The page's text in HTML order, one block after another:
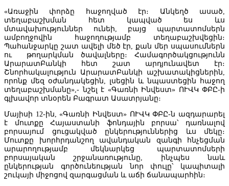
«Հայաստանի էլեկտրական ցանցեր» ՓԲԸ-ն կփոխանցվի
հավատարմագրային կառավարման. Փաշինյան
«Առաջին փորձը հաջողված էր։ Անկեղծ ասած,
տեղաբաշխման հետ կապված ես ևս
մտավախություններ ունեի, բայց պարտատոմսերն
ամբողջովին հաջողությամբ տեղաբաշխվեցին։
Պահանջարկը շատ ավելի մեծ էր, քան մեր սպասումներն
ու թողարկման ծավալները։ Համագործակցությունն
ԱրարատԲանկի հետ շատ արդյունավետ էր։
Շնորհակալություն ԱրարատԲանկի աշխատակիցներին,
որոնք մեզ օժանդակեցին, լսեցին և նպաստեցին հաջող
տեղաբաշխմանը»,- նշել է «Գառնի Ինվեստ» ՈՒՎԿ ՓԲԸ-ի
գլխավոր տնօրեն Բագրատ Ասատրյանը։
Մայիսի 12-ին, «Գառնի Ինվեստ» ՈՒՎԿ ՓԲԸ-ն ազդարարել
է մուտքը Հայաստանի ֆոնդային բորսա՝ դառնալով
բորսայում ցուցակված ընկերություններից ևս մեկը։
Մուտքը խորհրդանշող ավանդական զանգի հնչեցման
արարողությամբ մեկնարկեց պարտատոմսերի
բորսայական շրջանառությունը, ինչպես նաև
ընկերության գործունեության նոր փուլը՝ կապիտալի
շուկայի միջոցով զարգացման և աճի ճանապարհին։